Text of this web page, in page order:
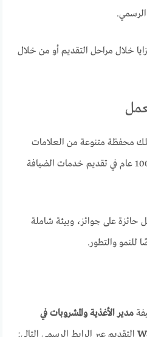
الرسمي.
خلال مراحل التقديم أو من خلال
محفظة متنوعة من العلامات
الفندقية، وتعمل منذ أكثر من 100 عام في تقديم خدمات الضيافة
حائزة على جوائز، وبيئة شاملة
للنمو والتطور.
مدير الأغذية والمشروبات في
التقديم عبر الرابط الرسمي التالي: